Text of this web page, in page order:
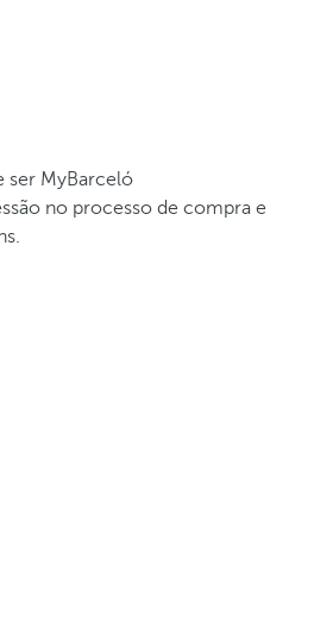
ser MyBarceló
no processo de compra e